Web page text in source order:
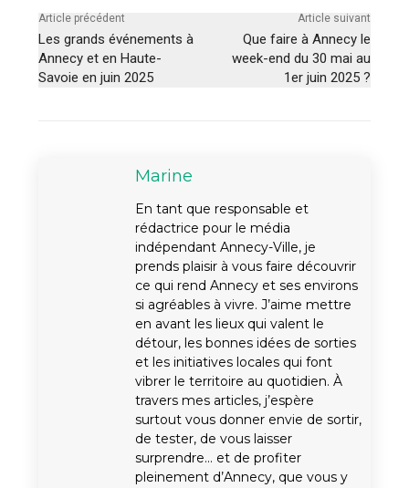
Article précédent
Les grands événements à
Annecy et en Haute-
Savoie en juin 2025
Article suivant
Que faire à Annecy le
week-end du 30 mai au
1er juin 2025 ?
Marine
En tant que responsable et
rédactrice pour le média
indépendant Annecy-Ville, je
prends plaisir à vous faire découvrir
ce qui rend Annecy et ses environs
si agréables à vivre. J’aime mettre
en avant les lieux qui valent le
détour, les bonnes idées de sorties
et les initiatives locales qui font
vibrer le territoire au quotidien. À
travers mes articles, j’espère
surtout vous donner envie de sortir,
de tester, de vous laisser
surprendre… et de profiter
pleinement d’Annecy, que vous y